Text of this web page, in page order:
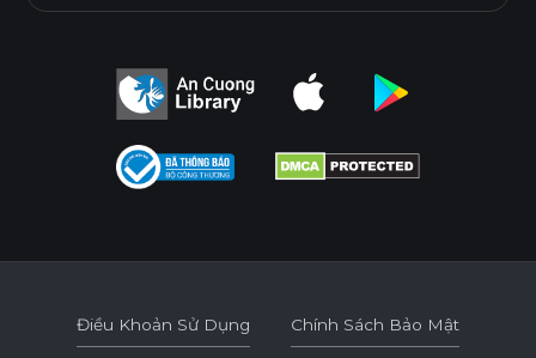
Điều Khoản Sử Dụng Chính Sách Bảo Mật